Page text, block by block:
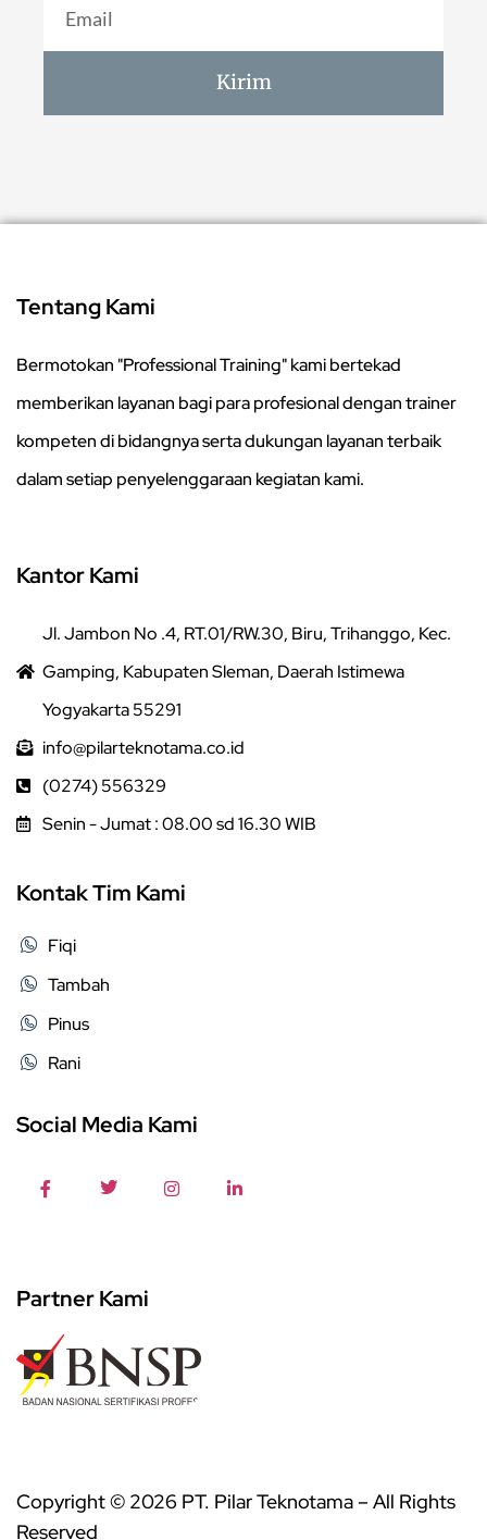
Kirim
Tentang Kami
Bermotokan "Professional Training" kami bertekad
memberikan layanan bagi para profesional dengan trainer
kompeten di bidangnya serta dukungan layanan terbaik
dalam setiap penyelenggaraan kegiatan kami.
Kantor Kami
Jl. Jambon No .4, RT.01/RW.30, Biru, Trihanggo, Kec.
Gamping, Kabupaten Sleman, Daerah Istimewa
Yogyakarta 55291
info@pilarteknotama.co.id
(0274) 556329
Senin - Jumat : 08.00 sd 16.30 WIB
Kontak Tim Kami
Fiqi
Tambah
Pinus
Rani
Social Media Kami
Partner Kami
Copyright © 2026 PT. Pilar Teknotama – All Rights
Reserved